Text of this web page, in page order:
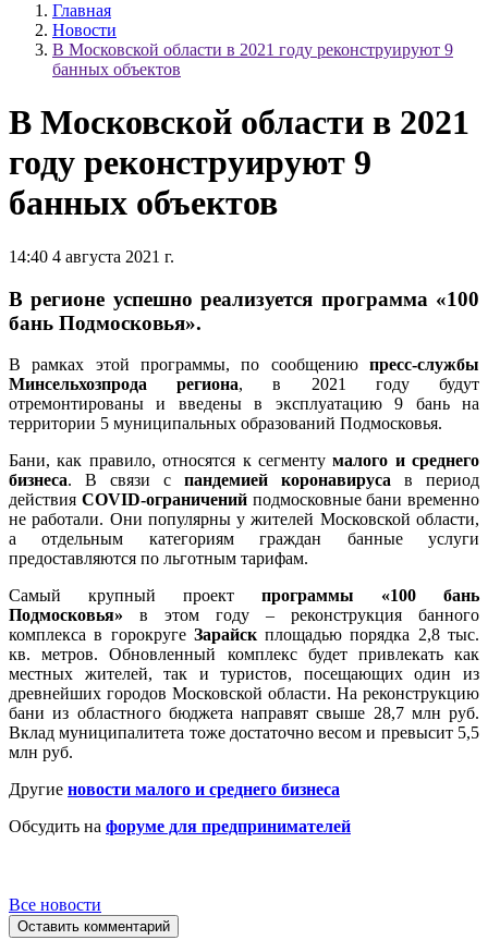
Главная
Новости
В Московской области в 2021 году реконструируют 9
банных объектов
В Московской области в 2021
году реконструируют 9
банных объектов
14:40 4 августа 2021 г.
В регионе успешно реализуется программа «100
бань Подмосковья».
В рамках этой программы, по сообщению пресс-службы
Минсельхозпрода региона, в 2021 году будут
отремонтированы и введены в эксплуатацию 9 бань на
территории 5 муниципальных образований Подмосковья.
Бани, как правило, относятся к сегментумалого и среднего
бизнеса. В связи с пандемией коронавируса в период
действия COVID-ограниченийподмосковные бани временно
не работали. Они популярны у жителей Московской области,
а отдельным категориям граждан банные услуги
предоставляются по льготным тарифам.
Самый крупный проект программы «100 бань
Подмосковья» в этом году – реконструкция банного
комплекса в горокруге Зарайскплощадью порядка 2,8 тыс.
кв. метров. Обновленный комплекс будет привлекать как
местных жителей, так и туристов, посещающих один из
древнейших городов Московской области. На реконструкцию
бани из областного бюджета направят свыше 28,7 млн руб.
Вклад муниципалитета тоже достаточно весом и превысит 5,5
млн руб.
Другие новости малого и среднего бизнеса
Обсудить на форуме для предпринимателей
Все новости
Оставить комментарий